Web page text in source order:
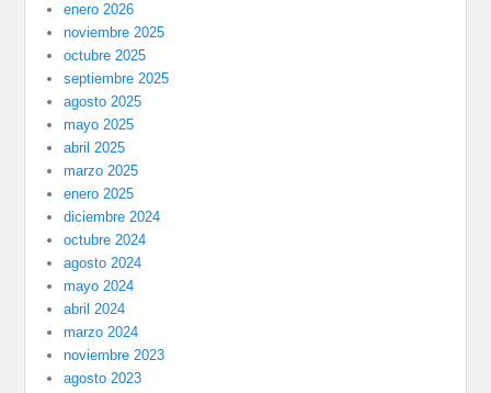
enero 2026
noviembre 2025
octubre 2025
septiembre 2025
agosto 2025
mayo 2025
abril 2025
marzo 2025
enero 2025
diciembre 2024
octubre 2024
agosto 2024
mayo 2024
abril 2024
marzo 2024
noviembre 2023
agosto 2023